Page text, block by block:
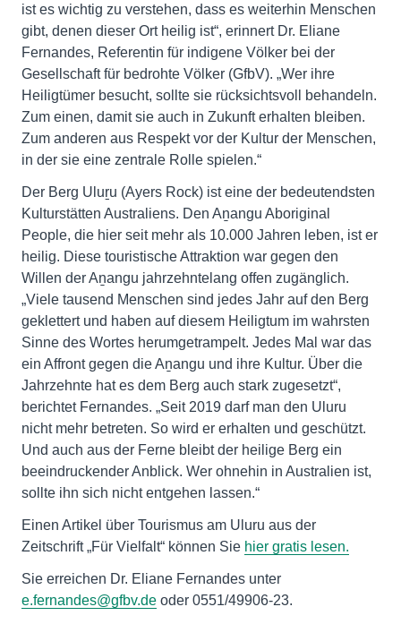
ist es wichtig zu verstehen, dass es weiterhin Menschen
gibt, denen dieser Ort heilig ist“, erinnert Dr. Eliane
Fernandes, Referentin für indigene Völker bei der
Gesellschaft für bedrohte Völker (GfbV). „Wer ihre
Heiligtümer besucht, sollte sie rücksichtsvoll behandeln.
Zum einen, damit sie auch in Zukunft erhalten bleiben.
Zum anderen aus Respekt vor der Kultur der Menschen,
in der sie eine zentrale Rolle spielen.“
Der Berg Uluṟu (Ayers Rock) ist eine der bedeutendsten
Kulturstätten Australiens. Den Aṉangu Aboriginal
People, die hier seit mehr als 10.000 Jahren leben, ist er
heilig. Diese touristische Attraktion war gegen den
Willen der Aṉangu jahrzehntelang offen zugänglich.
„Viele tausend Menschen sind jedes Jahr auf den Berg
geklettert und haben auf diesem Heiligtum im wahrsten
Sinne des Wortes herumgetrampelt. Jedes Mal war das
ein Affront gegen die Aṉangu und ihre Kultur. Über die
Jahrzehnte hat es dem Berg auch stark zugesetzt“,
berichtet Fernandes. „Seit 2019 darf man den Uluru
nicht mehr betreten. So wird er erhalten und geschützt.
Und auch aus der Ferne bleibt der heilige Berg ein
beeindruckender Anblick. Wer ohnehin in Australien ist,
sollte ihn sich nicht entgehen lassen.“
Einen Artikel über Tourismus am Uluru aus der
Zeitschrift „Für Vielfalt“ können Sie hier gratis lesen.
Sie erreichen Dr. Eliane Fernandes unter
e.fernandes@gfbv.de oder 0551/49906-23.